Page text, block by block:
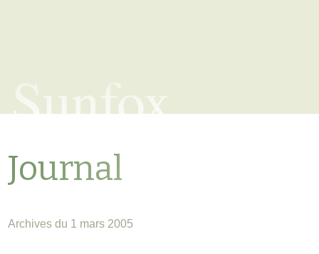
Sunfox
Journal
Archives du 1 mars 2005